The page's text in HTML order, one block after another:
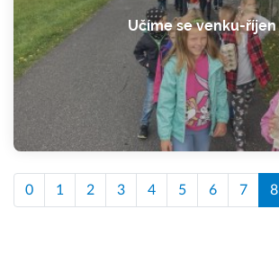
Učíme se venku-říjen
0 1 2 3 4 5 6 7 8